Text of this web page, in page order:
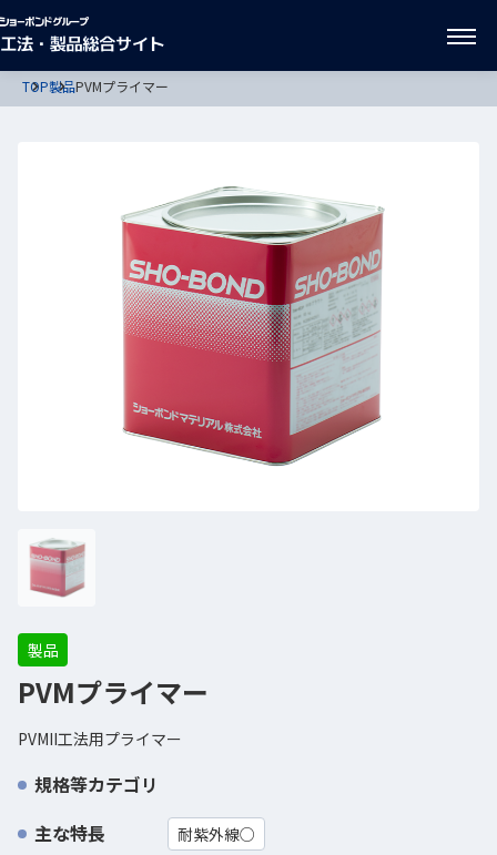
TOP製品PVMプライマー
製品
PVMプライマー
PVMII工法用プライマー
規格等カテゴリ
主な特長
耐紫外線○